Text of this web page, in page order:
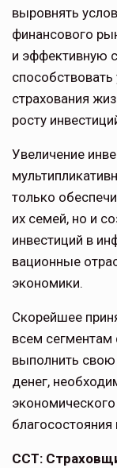
выровнять
финансового
и эффек­тивную
страхования
росту
Увеличение
только
их семей, но и
инвестиций в
вационные
экономики.
Скорейшее
всем
выполнить
денег,
ССТ: